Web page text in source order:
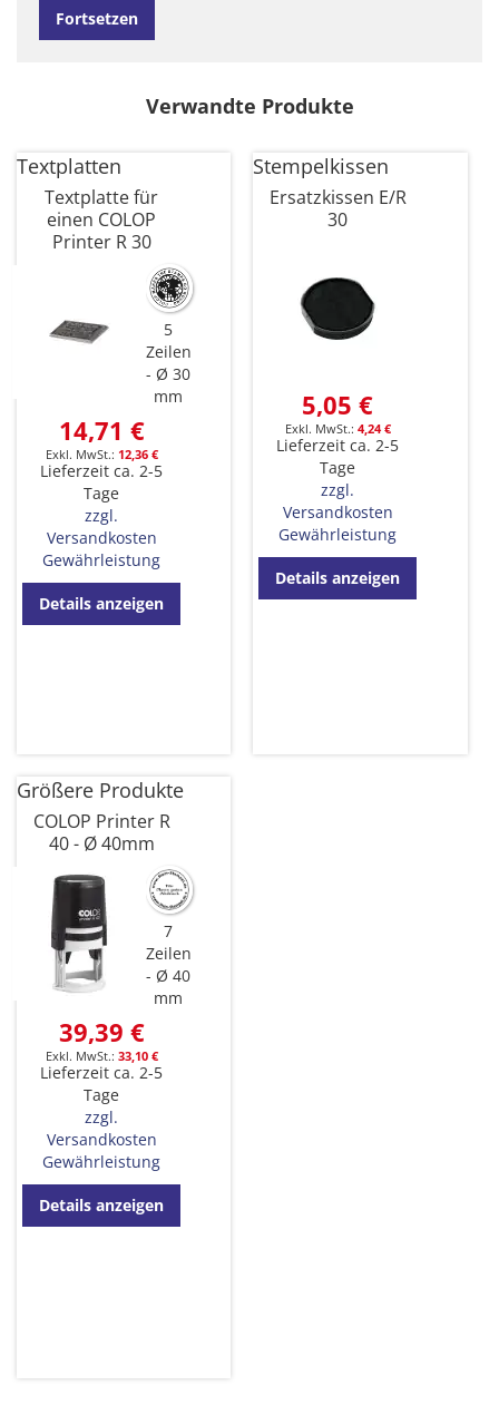
Fortsetzen
Verwandte Produkte
Textplatten
Textplatte für
einen COLOP
Printer R 30
5
Zeilen
Ø 30
mm
14,71 €
12,36 €
Lieferzeit ca. 2-5
Tage
zzgl.
Versandkosten
Gewährleistung
Details anzeigen
Stempelkissen
Ersatzkissen E/R
30
5,05 €
4,24 €
Lieferzeit ca. 2-5
Tage
zzgl.
Versandkosten
Gewährleistung
Details anzeigen
Größere Produkte
COLOP Printer R
40 - Ø 40mm
7
Zeilen
Ø 40
mm
39,39 €
33,10 €
Lieferzeit ca. 2-5
Tage
zzgl.
Versandkosten
Gewährleistung
Details anzeigen